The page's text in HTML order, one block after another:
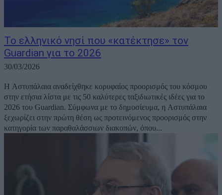
Το ελληνικό νησί που «κατέκτησε» τον
Guardian για το 2026
30/03/2026
Η Αστυπάλαια αναδείχθηκε κορυφαίος προορισμός του κόσμου
στην ετήσια λίστα με τις 50 καλύτερες ταξιδιωτικές ιδέες για το
2026 του Guardian. Σύμφωνα με το δημοσίευμα, η Αστυπάλαια
ξεχωρίζει στην πρώτη θέση ως προτεινόμενος προορισμός στην
κατηγορία των παραθαλάσσιων διακοπών, όπου...